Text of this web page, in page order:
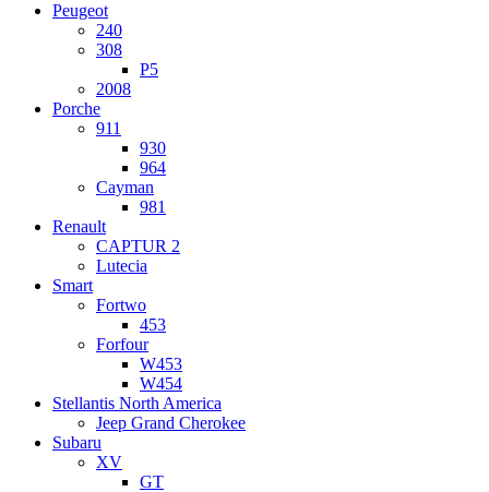
Peugeot
240
308
P5
2008
Porche
911
930
964
Cayman
981
Renault
CAPTUR 2
Lutecia
Smart
Fortwo
453
Forfour
W453
W454
Stellantis North America
Jeep Grand Cherokee
Subaru
XV
GT